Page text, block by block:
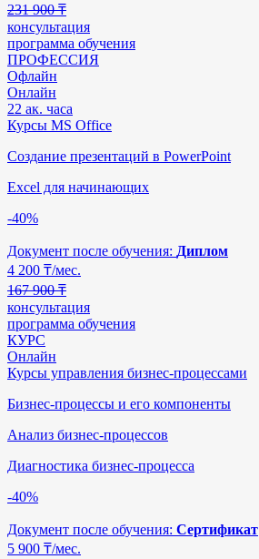
231 900 ₸
консультация
программа обучения
ПРОФЕССИЯ
Офлайн
Онлайн
22 ак. часа
Курсы MS Office
Создание презентаций в PowerPoint
Excel для начинающих
-40%
Документ после обучения: Диплом
4 200 ₸/мес.
167 900 ₸
консультация
программа обучения
КУРС
Онлайн
Курсы управления бизнес-процессами
Бизнес-процессы и его компоненты
Анализ бизнес-процессов
Диагностика бизнес-процесса
-40%
Документ после обучения: Сертификат
5 900 ₸/мес.